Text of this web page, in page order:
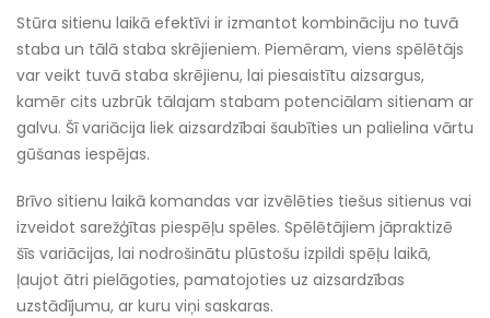
Stūra sitienu laikā efektīvi ir izmantot kombināciju no tuvā
staba un tālā staba skrējieniem. Piemēram, viens spēlētājs
var veikt tuvā staba skrējienu, lai piesaistītu aizsargus,
kamēr cits uzbrūk tālajam stabam potenciālam sitienam ar
galvu. Šī variācija liek aizsardzībai šaubīties un palielina vārtu
gūšanas iespējas.
Brīvo sitienu laikā komandas var izvēlēties tiešus sitienus vai
izveidot sarežģītas piespēļu spēles. Spēlētājiem jāpraktizē
šīs variācijas, lai nodrošinātu plūstošu izpildi spēļu laikā,
ļaujot ātri pielāgoties, pamatojoties uz aizsardzības
uzstādījumu, ar kuru viņi saskaras.